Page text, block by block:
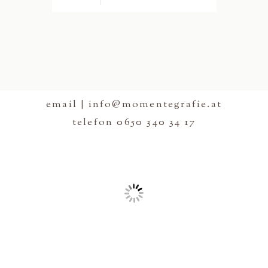
email | info@momentegrafie.at
telefon 0650 340 34 17